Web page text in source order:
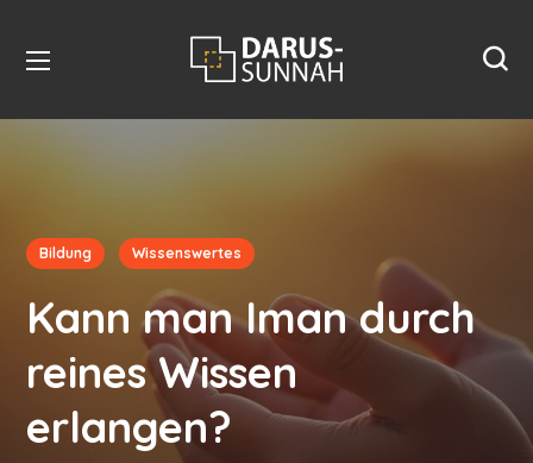
Bildung Wissenswertes
Kann man Iman durch
reines Wissen
erlangen?